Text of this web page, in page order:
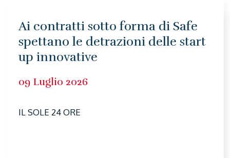
Ai contratti sotto forma di Safe
spettano le detrazioni delle start
up innovative
09 Luglio 2026
IL SOLE 24 ORE